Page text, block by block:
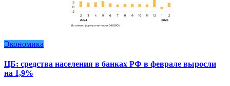
Экономика
ЦБ: средства населения в банках РФ в феврале выросли
на 1,9%